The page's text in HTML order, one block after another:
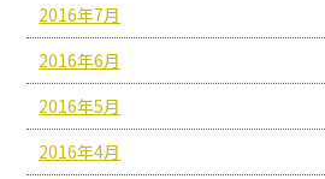
2016年7月
2016年6月
2016年5月
2016年4月